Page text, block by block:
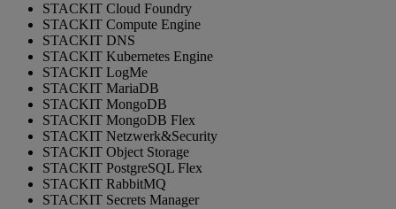
STACKIT Cloud Foundry
STACKIT Compute Engine
STACKIT DNS
STACKIT Kubernetes Engine
STACKIT LogMe
STACKIT MariaDB
STACKIT MongoDB
STACKIT MongoDB Flex
STACKIT Netzwerk&Security
STACKIT Object Storage
STACKIT PostgreSQL Flex
STACKIT RabbitMQ
STACKIT Secrets Manager